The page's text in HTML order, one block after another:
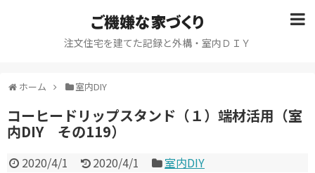
ご機嫌な家づくり
注文住宅を建てた記録と外構・室内ＤＩＹ
ホーム 室内DIY
コーヒードリップスタンド（１）端材活用（室
内DIY その119）
2020/4/1 2020/4/1
室内DIY